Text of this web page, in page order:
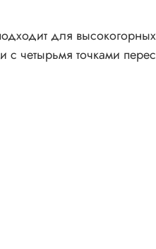
Размеры:
Внутренняя
для
с четырьмя точками